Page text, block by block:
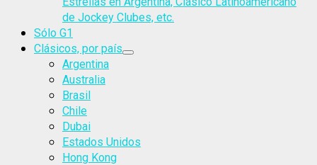
de Jockey Clubes, etc.
Sólo G1
Clásicos, por país
Argentina
Australia
Brasil
Chile
Dubai
Estados Unidos
Hong Kong